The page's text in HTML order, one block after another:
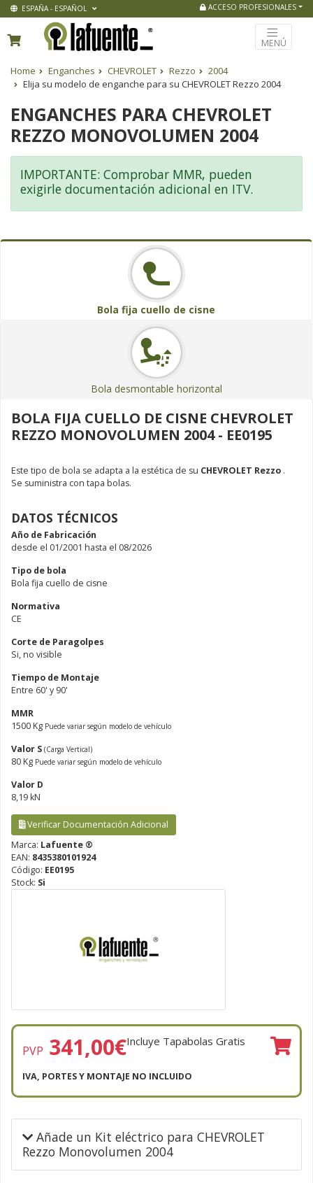
ESPAÑA - ESPAÑOL ACCESO PROFESIONALES
MENÚ
Home Enganches CHEVROLET Rezzo
2004
Elija su modelo de enganche para su CHEVROLET Rezzo 2004
ENGANCHES PARA CHEVROLET
REZZO MONOVOLUMEN 2004
IMPORTANTE: Comprobar MMR, pueden
exigirle documentación adicional en ITV.
Bola fija cuello de cisne
Bola desmontable horizontal
BOLA FIJA CUELLO DE CISNE CHEVROLET
REZZO MONOVOLUMEN 2004 - EE0195
Este tipo de bola se adapta a la estética de su CHEVROLET Rezzo .
Se suministra con tapa bolas.
DATOS TÉCNICOS
Año de Fabricación
desde el 01/2001 hasta el 08/2026
Tipo de bola
Bola fija cuello de cisne
Normativa
CE
Corte de Paragolpes
Si, no visible
Tiempo de Montaje
Entre 60' y 90'
MMR
1500 Kg Puede variar según modelo de vehículo
Valor S (Carga Vertical)
80 Kg Puede variar según modelo de vehículo
Valor D
8,19 kN
Verificar Documentación Adicional
Marca: Lafuente ®
EAN: 8435380101924
Código: EE0195
Stock: Si
PVP 341,00€Incluye Tapabolas Gratis
IVA, PORTES Y MONTAJE NO INCLUIDO
Añade un Kit eléctrico para CHEVROLET
Rezzo Monovolumen 2004